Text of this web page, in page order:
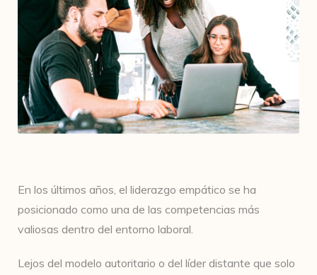
En los últimos años, el liderazgo empático se ha
posicionado como una de las competencias más
valiosas dentro del entorno laboral.
Lejos del modelo autoritario o del líder distante que solo